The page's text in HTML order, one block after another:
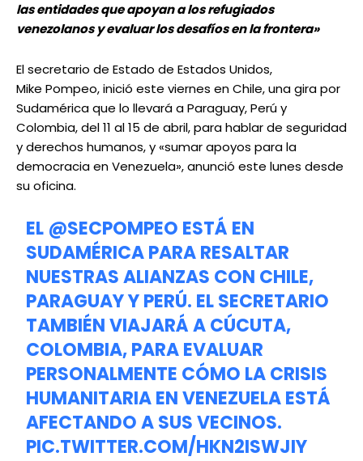
las entidades que apoyan a los refugiados
venezolanos y evaluar los desafíos en la frontera»
El secretario de Estado de Estados Unidos,
Mike Pompeo, inició este viernes en Chile, una gira por
Sudamérica que lo llevará a Paraguay, Perú y
Colombia, del 11 al 15 de abril, para hablar de seguridad
y derechos humanos, y «sumar apoyos para la
democracia en Venezuela», anunció este lunes desde
su oficina.
EL @SECPOMPEO ESTÁ EN
SUDAMÉRICA PARA RESALTAR
NUESTRAS ALIANZAS CON CHILE,
PARAGUAY Y PERÚ. EL SECRETARIO
TAMBIÉN VIAJARÁ A CÚCUTA,
COLOMBIA, PARA EVALUAR
PERSONALMENTE CÓMO LA CRISIS
HUMANITARIA EN VENEZUELA ESTÁ
AFECTANDO A SUS VECINOS.
PIC.TWITTER.COM/HKN2ISWJIY